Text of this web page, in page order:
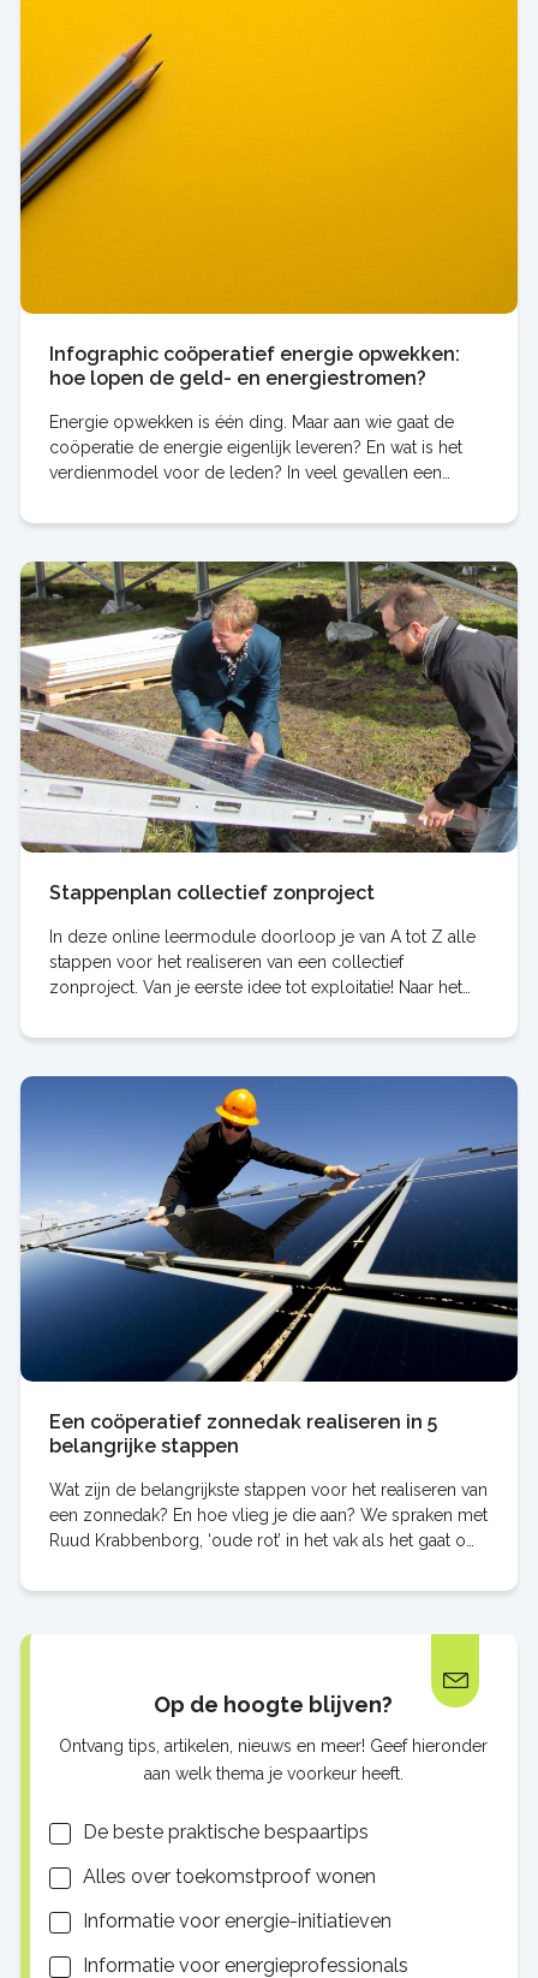
Infographic coöperatief energie opwekken:
hoe lopen de geld- en energiestromen?
Energie opwekken is één ding. Maar aan wie gaat de
coöperatie de energie eigenlijk leveren? En wat is het
verdienmodel voor de leden? In veel gevallen een
Stappenplan collectief zonproject
In deze online leermodule doorloop je van A tot Z alle
stappen voor het realiseren van een collectief
zonproject. Van je eerste idee tot exploitatie! Naar het
Een coöperatief zonnedak realiseren in 5
belangrijke stappen
Wat zijn de belangrijkste stappen voor het realiseren van
een zonnedak? En hoe vlieg je die aan? We spraken met
Ruud Krabbenborg, ‘oude rot’ in het vak als het gaat om
Op de hoogte blijven?
Ontvang tips, artikelen, nieuws en meer! Geef hieronder
aan welk thema je voorkeur heeft.
LijstenDe beste praktische bespaartips
Alles over toekomstproof wonen
Informatie voor energie-initiatieven
Informatie voor energieprofessionals